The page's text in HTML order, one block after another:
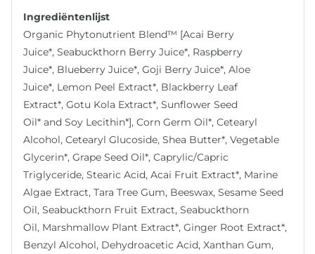
Ingrediëntenlijst
Organic Phytonutrient Blend™ [Acai Berry
Juice*, Seabuckthorn Berry Juice*, Raspberry
Juice*, Blueberry Juice*, Goji Berry Juice*, Aloe
Juice*, Lemon Peel Extract*, Blackberry Leaf
Extract*, Gotu Kola Extract*, Sunflower Seed
Oil* and Soy Lecithin*], Corn Germ Oil*, Cetearyl
Alcohol, Cetearyl Glucoside, Shea Butter*, Vegetable
Glycerin*, Grape Seed Oil*, Caprylic/Capric
Triglyceride, Stearic Acid, Acai Fruit Extract*, Marine
Algae Extract, Tara Tree Gum, Beeswax, Sesame Seed
Oil, Seabuckthorn Fruit Extract, Seabuckthorn
Oil, Marshmallow Plant Extract*, Ginger Root Extract*,
Benzyl Alcohol, Dehydroacetic Acid, Xanthan Gum,